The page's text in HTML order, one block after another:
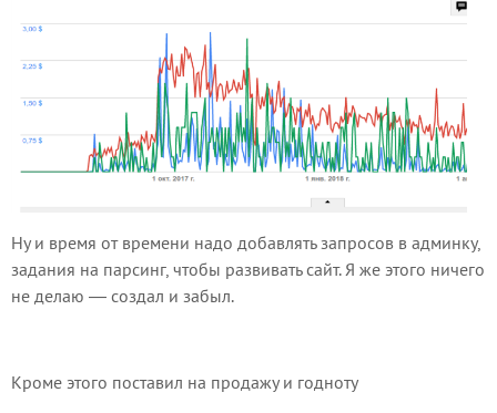
Ну и время от времени надо добавлять запросов в админку,
задания на парсинг, чтобы развивать сайт. Я же этого ничего
не делаю — создал и забыл.
Кроме этого поставил на продажу и годноту